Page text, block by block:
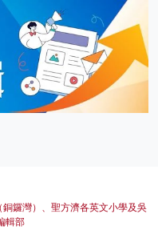
銅鑼灣）、聖方濟各英文小學及吳
輯部